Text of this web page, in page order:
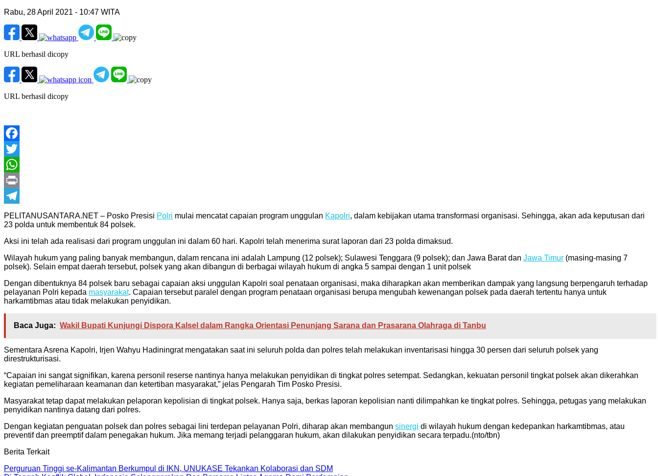
Rabu, 28 April 2021 - 10:47 WITA
URL berhasil dicopy
URL berhasil dicopy
Facebook
Twitter
WhatsApp
Print
Telegram
PELITANUSANTARA.NET – Posko Presisi Polri mulai mencatat capaian program unggulan Kapolri, dalam kebijakan utama transformasi organisasi. Sehingga, akan ada keputusan dari
23 polda untuk membentuk 84 polsek.
Aksi ini telah ada realisasi dari program unggulan ini dalam 60 hari. Kapolri telah menerima surat laporan dari 23 polda dimaksud.
Wilayah hukum yang paling banyak membangun, dalam rencana ini adalah Lampung (12 polsek); Sulawesi Tenggara (9 polsek); dan Jawa Barat dan Jawa Timur (masing-masing 7
polsek). Selain empat daerah tersebut, polsek yang akan dibangun di berbagai wilayah hukum di angka 5 sampai dengan 1 unit polsek
Dengan dibentuknya 84 polsek baru sebagai capaian aksi unggulan Kapolri soal penataan organisasi, maka diharapkan akan memberikan dampak yang langsung berpengaruh terhadap
pelayanan Polri kepada masyarakat. Capaian tersebut paralel dengan program penataan organisasi berupa mengubah kewenangan polsek pada daerah tertentu hanya untuk
harkamtibmas atau tidak melakukan penyidikan.
Baca Juga: Wakil Bupati Kunjungi Dispora Kalsel dalam Rangka Orientasi Penunjang Sarana dan Prasarana Olahraga di Tanbu
Sementara Asrena Kapolri, Irjen Wahyu Hadiningrat mengatakan saat ini seluruh polda dan polres telah melakukan inventarisasi hingga 30 persen dari seluruh polsek yang
direstrukturisasi.
“Capaian ini sangat signifikan, karena personil reserse nantinya hanya melakukan penyidikan di tingkat polres setempat. Sedangkan, kekuatan personil tingkat polsek akan dikerahkan
kegiatan pemeliharaan keamanan dan ketertiban masyarakat,” jelas Pengarah Tim Posko Presisi.
Masyarakat tetap dapat melakukan pelaporan kepolisian di tingkat polsek. Hanya saja, berkas laporan kepolisian nanti dilimpahkan ke tingkat polres. Sehingga, petugas yang melakukan
penyidikan nantinya datang dari polres.
Dengan kegiatan penguatan polsek dan polres sebagai lini terdepan pelayanan Polri, diharap akan membangun sinergi di wilayah hukum dengan kedepankan harkamtibmas, atau
preventif dan preemptif dalam penegakan hukum. Jika memang terjadi pelanggaran hukum, akan dilakukan penyidikan secara terpadu.(nto/tbn)
Berita Terkait
Perguruan Tinggi se-Kalimantan Berkumpul di IKN, UNUKASE Tekankan Kolaborasi dan SDM